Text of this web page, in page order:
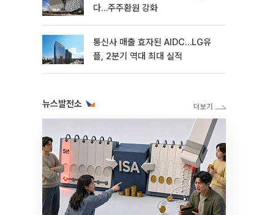
다…주주환원 강화
통신사 매출 효자된 AIDC…LG유
플, 2분기 역대 최대 실적
뉴스발전소